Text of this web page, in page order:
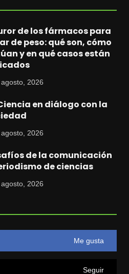
de los fármacos para
de peso: qué son, cómo
y en qué casos están
2026
en diálogo con la
2026
de la comunicación
de ciencias
2026
Me gusta
Seguir